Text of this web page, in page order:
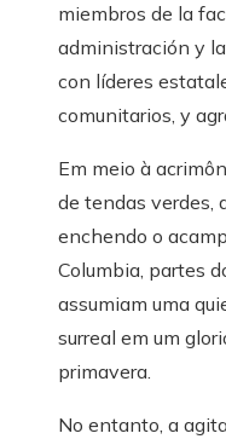
miembros de la
administración y
con líderes
comunitarios, y
Em meio à
de tendas verdes,
enchendo o
Columbia, partes
assumiam uma
surreal em um
primavera.
No entanto, a